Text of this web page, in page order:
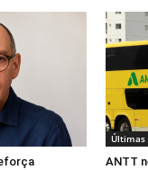
Últimas
ANTT